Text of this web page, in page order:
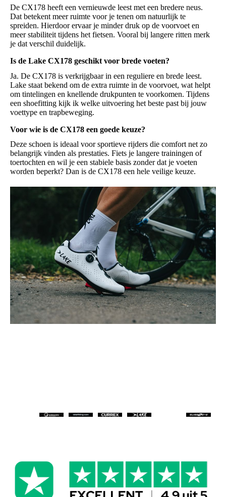
De CX178 heeft een vernieuwde leest met een bredere neus.
Dat betekent meer ruimte voor je tenen om natuurlijk te
spreiden. Hierdoor ervaar je minder druk op de voorvoet en
meer stabiliteit tijdens het fietsen. Vooral bij langere ritten merk
je dat verschil duidelijk.
Is de Lake CX178 geschikt voor brede voeten?
Ja. De CX178 is verkrijgbaar in een reguliere en brede leest.
Lake staat bekend om de extra ruimte in de voorvoet, wat helpt
om tintelingen en knellende drukpunten te voorkomen. Tijdens
een shoefitting kijk ik welke uitvoering het beste past bij jouw
voettype en trapbeweging.
Voor wie is de CX178 een goede keuze?
Deze schoen is ideaal voor sportieve rijders die comfort net zo
belangrijk vinden als prestaties. Fiets je langere trainingen of
toertochten en wil je een stabiele basis zonder dat je voeten
worden beperkt? Dan is de CX178 een hele veilige keuze.